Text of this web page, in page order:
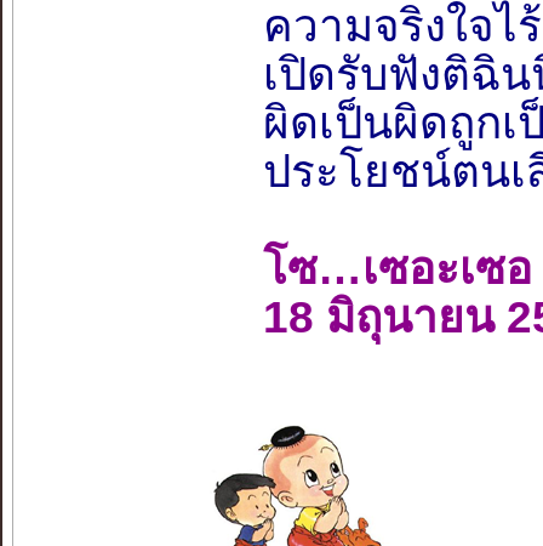
ความจริงใจไ
เปิดรับฟังติฉิ
ผิดเป็นผิดถูก
ประโยชน์ตน
โซ…เซอะเซอ
18 มิถุนายน